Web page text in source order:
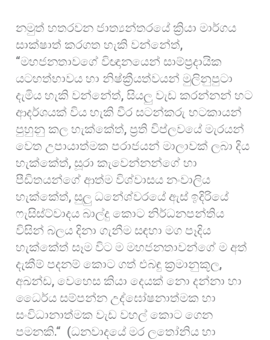
නමුත් හතරවන ජාත්‍යන්තරයේ ක්‍රියා මාර්ගය
සාක්ෂාත් කරගත හැකි වන්නේත්,
“මහජනතාවගේ විඥානයෙන් සාම්ප්‍රදායික
යටහත්භාවය හා නිෂ්ක්‍රීයත්වයන් මුලිනුපුටා
දැමිය හැකි වන්නේත්, සියලු වැඩ කරන්නන් හට
ආදර්ශයක් විය හැකි වීර සටන්කරු භටකායන්
පුහුනු කල හැක්කේත්, ප්‍රති විප්ලවයේ මැරයන්
වෙත උපායාත්මක පරාජයන් මාලාවක් ලබා දිය
හැක්කේත්, සූරා කැවෙන්නන්ගේ හා
පීඩිතයන්ගේ ආත්ම විශ්වාසය නංවාලිය
හැක්කේත්, සුලු ධනේශ්වරයේ ඇස් ඉදිරියේ
ෆැසිස්ට්වාදය බාල්දු කොට නිර්ධනපන්තිය
විසින් බලය දිනා ගැනීම සඳහා මග පෑදිය
හැක්කේත් සෑම විට ම මහජනතාවන්ගේ ම අත්
දැකීම් පදනම් කොට ගත් එබඳු ක්‍රමානුකූල,
අඛන්ඩ, වෙහෙස කියා දෙයක් නො දන්නා හා
ධෛර්ය සම්පන්න උද්ඝෝෂනාත්මක හා
සංවිධානාත්මක වැඩ වහල් කොට ගෙන
පමනකි.“ (ධනවාදයේ මර ලතෝනිය හා